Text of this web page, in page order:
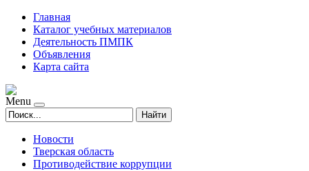
Главная
Каталог учебных материалов
Деятельность ПМПК
Объявления
Карта сайта
Menu
Найти
Новости
Тверская область
Противодействие коррупции